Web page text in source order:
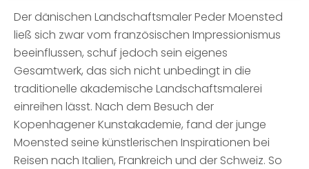
Der dänischen Landschaftsmaler Peder Moensted
ließ sich zwar vom französischen Impressionismus
beeinflussen, schuf jedoch sein eigenes
Gesamtwerk, das sich nicht unbedingt in die
traditionelle akademische Landschaftsmalerei
einreihen lässt. Nach dem Besuch der
Kopenhagener Kunstakademie, fand der junge
Moensted seine künstlerischen Inspirationen bei
Reisen nach Italien, Frankreich und der Schweiz. So